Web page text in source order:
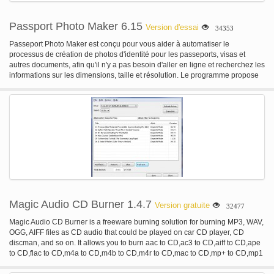
Passport Photo Maker 6.15 Version d'essai 34353
Passeport Photo Maker est conçu pour vous aider à automatiser le
processus de création de photos d'identité pour les passeports, visas et
autres documents, afin qu'il n'y a pas besoin d'aller en ligne et recherchez les
informations sur les dimensions, taille et résolution. Le programme propose
étape, de sélectionner le type de photo requis et marquage faciales points
pour la fonction de cadrage automatique de l'image à retoucher l'image et
changer l'arrière-plan. Photos créés dans ce logiciel de photo de passeport
sont toujours acceptées par les autorités. Unique à passeport Photo Maker
est une base de données intégrée de modèles basés sur les normes des
pays comme les USA, Canada, Royaume-Uni, France, Italie, Espagne et
bien d'autres. Lorsque le modèle est sélectionné, le programme utilise
l'algorithme de détection de visage pour faire pivoter et recadrer l'image à la
d'identité appropriée sans efforts. En plus du catalogue par défaut des
modèles, le logiciel de photo de passeport vous permet d'ajouter des types
de photo personnalisé. Une fois que l'image est recadrée, vous pouvez faire
quelques modifications. Par exemple, vous pouvez corriger la luminosité et
le contraste, retoucher l'image et supprimer les yeux rouges. Le programme
peut automatiquement changer le fond et remplissez-le avec n'importe quelle
Magic Audio CD Burner 1.4.7 Version gratuite 32477
Magic Audio CD Burner is a freeware burning solution for burning MP3, WAV,
OGG, AIFF files as CD audio that could be played on car CD player, CD
discman, and so on. It allows you to burn aac to CD,ac3 to CD,aiff to CD,ape
to CD,flac to CD,m4a to CD,m4b to CD,m4r to CD,mac to CD,mp+ to CD,mp1